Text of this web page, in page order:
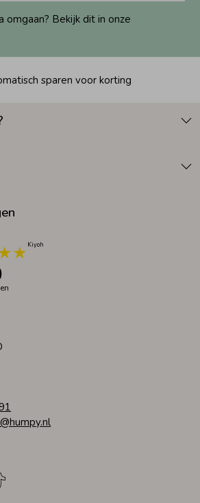
Bekijk dit in onze
sparen voor korting